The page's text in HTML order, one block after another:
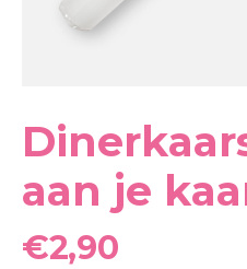
aan je
€2,90